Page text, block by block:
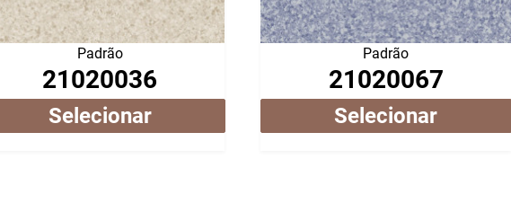
Padrão
21020036
Selecionar
Padrão
21020067
Selecionar